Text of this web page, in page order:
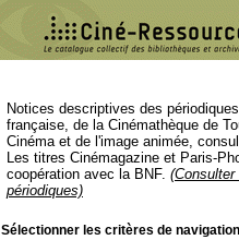
Notices descriptives des
française, de la Cinémathèque de
Cinéma et de l'image animée,
Les titres Cinémagazine et Paris-
coopération avec la BNF.
périodiques)
Sélectionner les critères de